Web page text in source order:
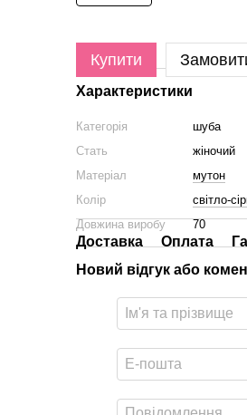
Купити
Характеристики
Категорія
шуба
Стать
жіночий
Матеріал
мутон
Колір
світло-
Довжина виробу
70
Доставка Оплата
Новий відгук або